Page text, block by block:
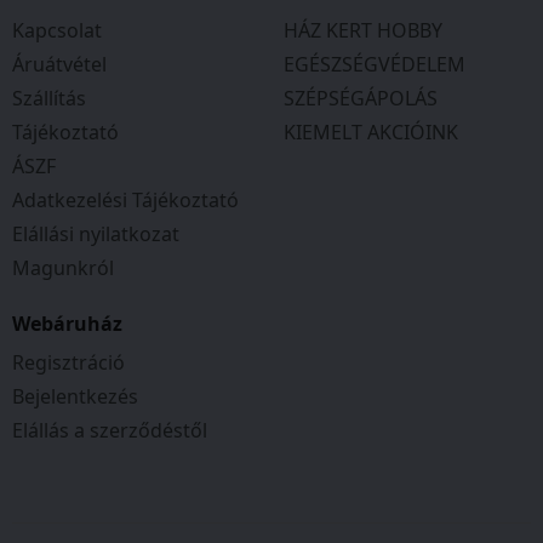
Kapcsolat
Áruátvétel
Szállítás
Tájékoztató
ÁSZF
Adatkezelési Tájékoztató
Elállási nyilatkozat
Magunkról
HÁZ KERT HOBBY
EGÉSZSÉGVÉDELEM
SZÉPSÉGÁPOLÁS
KIEMELT AKCIÓINK
Webáruház
Regisztráció
Bejelentkezés
Elállás a szerződéstől